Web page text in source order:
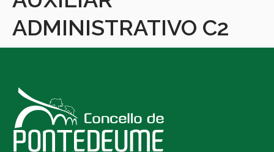
ADMINISTRATIVO C2